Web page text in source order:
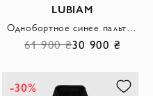
LUBIAM
61 900 ₴30 900 ₴
-30%